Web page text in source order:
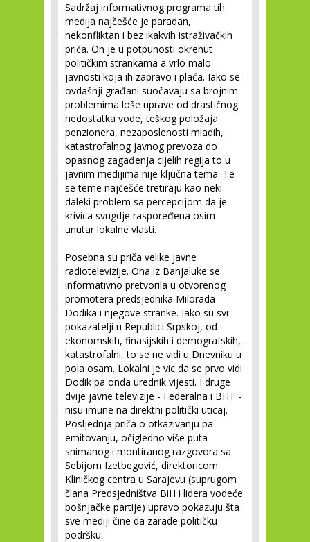
Sadržaj informativnog programa tih
medija najčešće je paradan,
nekonfliktan i bez ikakvih istraživačkih
priča. On je u potpunosti okrenut
političkim strankama a vrlo malo
javnosti koja ih zapravo i plaća. Iako se
ovdašnji građani suočavaju sa brojnim
problemima loše uprave od drastičnog
nedostatka vode, teškog položaja
penzionera, nezaposlenosti mladih,
katastrofalnog javnog prevoza do
opasnog zagađenja cijelih regija to u
javnim medijima nije ključna tema. Te
se teme najčešće tretiraju kao neki
daleki problem sa percepcijom da je
krivica svugdje raspoređena osim
unutar lokalne vlasti.
Posebna su priča velike javne
radiotelevizije. Ona iz Banjaluke se
informativno pretvorila u otvorenog
promotera predsjednika Milorada
Dodika i njegove stranke. Iako su svi
pokazatelji u Republici Srpskoj, od
ekonomskih, finasijskih i demografskih,
katastrofalni, to se ne vidi u Dnevniku u
pola osam. Lokalni je vic da se prvo vidi
Dodik pa onda urednik vijesti. I druge
dvije javne televizije - Federalna i BHT -
nisu imune na direktni politički uticaj.
Posljednja priča o otkazivanju pa
emitovanju, očigledno više puta
snimanog i montiranog razgovora sa
Sebijom Izetbegović, direktoricom
Kliničkog centra u Sarajevu (suprugom
člana Predsjedništva BiH i lidera vodeće
bošnjačke partije) upravo pokazuju šta
sve mediji čine da zarade političku
podršku.